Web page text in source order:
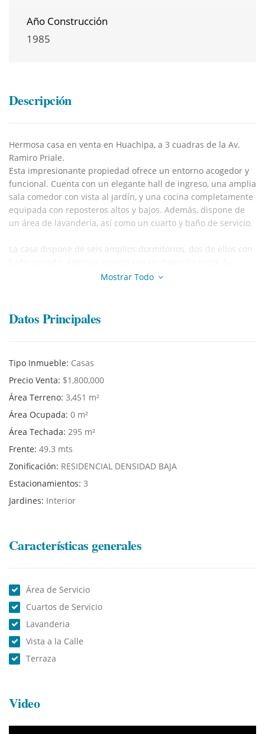
Año Construcción
1985
Descripción
Hermosa casa en venta en Huachipa, a 3 cuadras de la Av.
Ramiro Priale.
Esta impresionante propiedad ofrece un entorno acogedor y
funcional. Cuenta con un elegante hall de ingreso, una amplia
sala comedor con vista al jardín, y una cocina completamente
equipada con reposteros altos y bajos. Además, dispone de
un área de lavandería, así como un cuarto y baño de servicio.
La casa dispone de seis amplios dormitorios, dos de ellos con
extenso jardín ofrece un espacio perfecto para disfrutar de
La propiedad tiene zonificación residencial baja, lo que
permite su uso como establecimiento de hospedaje, casa de
¡Contáctanos para más información o para programar una
visita!
Mostrar Todo
Datos Principales
Tipo Inmueble: Casas
Precio Venta: $1,800,000
Área Terreno: 3,451 m²
Área Ocupada: 0 m²
Área Techada: 295 m²
Frente: 49.3 mts
Zonificación: RESIDENCIAL DENSIDAD BAJA
Estacionamientos: 3
Jardines: Interior
Características generales
Área de Servicio
Cuartos de Servicio
Lavanderia
Vista a la Calle
Terraza
Video